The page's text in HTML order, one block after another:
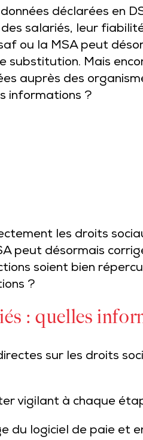
déclarées en
salariés, leur
ou la MSA peut
substitution. Mais
auprès des
informations ?
les droits
peut désormais
soient bien
?
: quelles
sur les droits
vigilant à chaque
du logiciel de paie et